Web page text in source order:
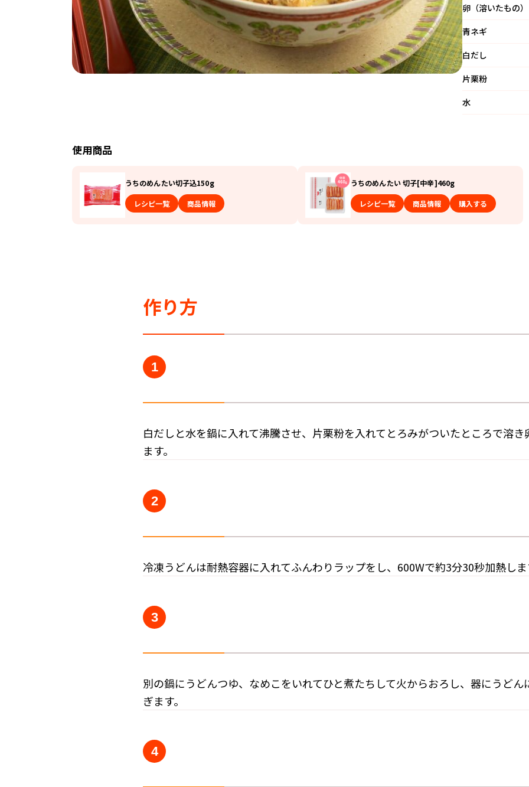
卵（溶いたもの）
青ネギ
白だし
片栗粉
水
使用商品
うちのめんたい切子込150g
レシピ一覧 商品情報
うちのめんたい 切子[中辛]460g
レシピ一覧 商品情報 購入する
作り方
1
白だしと水を鍋に入れて沸騰させ、片栗粉を入れてとろみがついたところで溶き
ます。
2
冷凍うどんは耐熱容器に入れてふんわりラップをし、600Wで約3分30秒加熱しま
3
別の鍋にうどんつゆ、なめこをいれてひと煮たちして火からおろし、器にうどん
ぎます。
4